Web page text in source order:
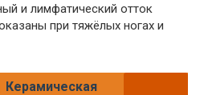
и лимфатический отток
при тяжёлых ногах и
Керамическая